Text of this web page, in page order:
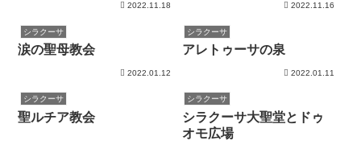
2022.11.18 2022.11.16
シラクーサ
涙の聖母教会
2022.01.12
シラクーサ
アレトゥーサの泉
2022.01.11
シラクーサ
聖ルチア教会
シラクーサ
シラクーサ大聖堂とドゥ
オモ広場